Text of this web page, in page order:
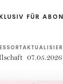
FÜR
07.05.2026